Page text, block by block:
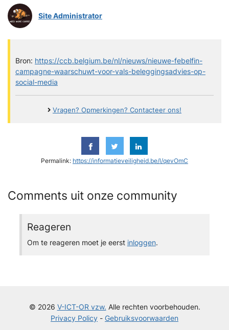
Site Administrator
Bron: https://ccb.belgium.be/nl/nieuws/nieuwe-febelfin-
campagne-waarschuwt-voor-vals-beleggingsadvies-op-
social-media
Vragen? Opmerkingen? Contacteer ons!
Permalink: https://informatieveiligheid.be/l/qevOmC
Comments uit onze community
Reageren
Om te reageren moet je eerst inloggen.
© 2026 V-ICT-OR vzw. Alle rechten voorbehouden.
Privacy Policy - Gebruiksvoorwaarden